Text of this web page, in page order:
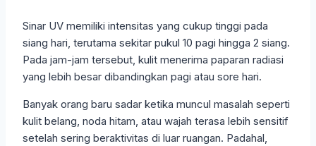
Sinar UV memiliki intensitas yang cukup tinggi pada
siang hari, terutama sekitar pukul 10 pagi hingga 2 siang.
Pada jam-jam tersebut, kulit menerima paparan radiasi
yang lebih besar dibandingkan pagi atau sore hari.
Banyak orang baru sadar ketika muncul masalah seperti
kulit belang, noda hitam, atau wajah terasa lebih sensitif
setelah sering beraktivitas di luar ruangan. Padahal,